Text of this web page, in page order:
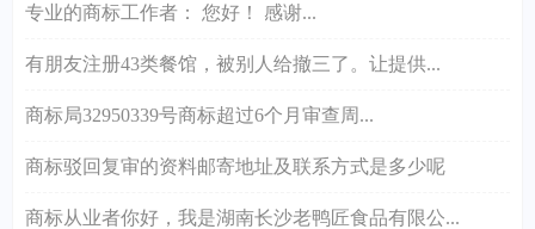
专业的商标工作者： 您好！ 感谢...
有朋友注册43类餐馆，被别人给撤三了。让提供...
商标局32950339号商标超过6个月审查周...
商标驳回复审的资料邮寄地址及联系方式是多少呢
商标从业者你好，我是湖南长沙老鸭匠食品有限公...